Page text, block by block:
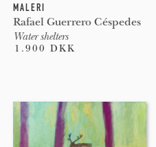
MALERI
Rafael Guerrero Céspedes
Water shelters
1.900 DKK